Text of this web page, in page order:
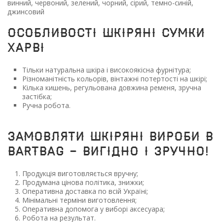
винний, червоний, зелений, чорний, сірий, темно-синій,
джинсовий
ОСОБЛИВОСТІ шкіряні сумки
Харві
Тільки натуральна шкіра і високоякісна фурнітура;
Різноманітність кольорів, вінтажні потертості на шкірі;
Кілька кишень, регульована довжина ременя, зручна
застібка;
Ручна робота.
ЗАМОВЛЯТИ ШКІРЯНІ ВИРОБИ В
BARTBAG - ВИГІДНО І ЗРУЧНО!
Продукція виготовляється вручну;
Продумана цінова політика, знижки;
Оперативна доставка по всій Україні;
Мінімальні терміни виготовлення;
Оперативна допомога у виборі аксесуара;
Робота на результат.